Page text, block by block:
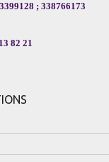
; 338766173
82 21